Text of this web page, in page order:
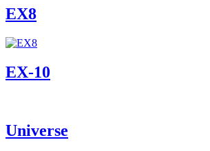
EX8
ЕХ-10
Universe